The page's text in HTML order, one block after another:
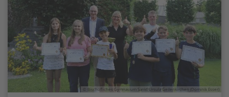
© Bischöfliches Gymnasium Sankt Ursula Geilenkirchen (Dominik Esser)